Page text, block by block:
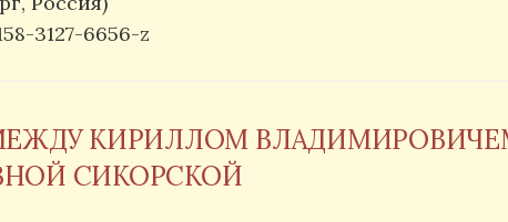
3127-6656-z
КИРИЛЛОМ
СИКОРСКОЙ